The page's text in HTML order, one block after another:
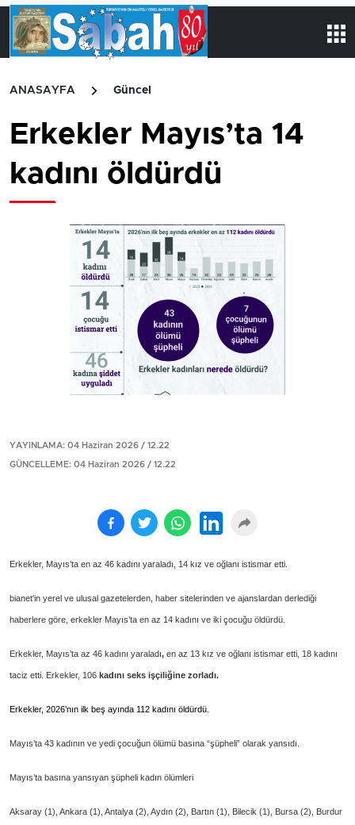
ANASAYFA Güncel
Erkekler Mayıs’ta 14
kadını öldürdü
YAYINLAMA: 04 Haziran 2026 / 12.22
GÜNCELLEME: 04 Haziran 2026 / 12.22
Erkekler, Mayıs’ta en az 46 kadını yaraladı, 14 kız ve oğlanı istismar etti.
bianet'in yerel ve ulusal gazetelerden, haber sitelerinden ve ajanslardan derlediği
haberlere göre, erkekler Mayıs’ta en az 14 kadını ve iki çocuğu öldürdü.
Erkekler, Mayıs’ta az 46 kadını yaraladı, en az 13 kız ve oğlanı istismar etti, 18 kadını
taciz etti. Erkekler, 106 kadını seks işçiliğine zorladı.
Erkekler, 2026’nın ilk beş ayında 112 kadını öldürdü.
Mayıs’ta 43 kadının ve yedi çocuğun ölümü basına “şüpheli” olarak yansıdı.
Mayıs’ta basına yansıyan şüpheli kadın ölümleri
Aksaray (1), Ankara (1), Antalya (2), Aydın (2), Bartın (1), Bilecik (1), Bursa (2), Burdur